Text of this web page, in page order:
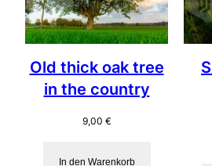
Old thick oak tree
in the country
9,00 €
In den Warenkorb